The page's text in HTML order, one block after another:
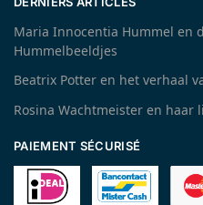
Maria Innocentia Hummel en
Hummelbeeldjes
Beatrix Potter en het verhaal
Rosina Wachtmeister en haar
PAIEMENT SÉCURISÉ